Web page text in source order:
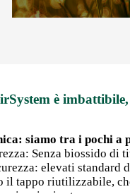
è
siamo tra i pochi a
Senza biossido
elevati
il tappo riutilizzabile,